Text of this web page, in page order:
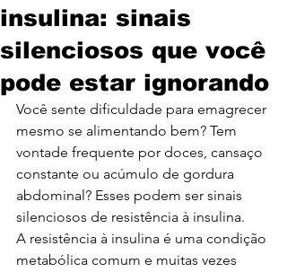
insulina: sinais
silenciosos que você
pode estar ignorando
Você sente dificuldade para emagrecer
mesmo se alimentando bem? Tem
vontade frequente por doces, cansaço
constante ou acúmulo de gordura
abdominal? Esses podem ser sinais
silenciosos de resistência à insulina.
A resistência à insulina é uma condição
metabólica comum e muitas vezes